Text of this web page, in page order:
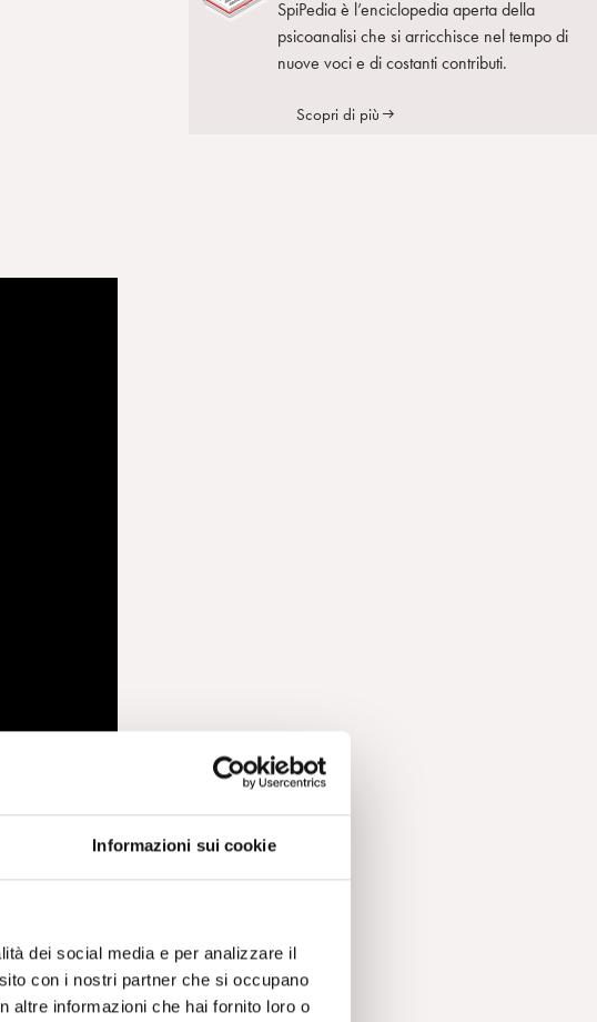
Informazioni sui cookie
dei social media e per analizzare il
con i nostri partner che si occupano
altre informazioni che hai fornito loro o
tra limite e
case e
le
SpiPedia è l’enciclopedia aperta della
psicoanalisi che si arricchisce nel tempo di
nuove voci e di costanti contributi.
Scopri di più